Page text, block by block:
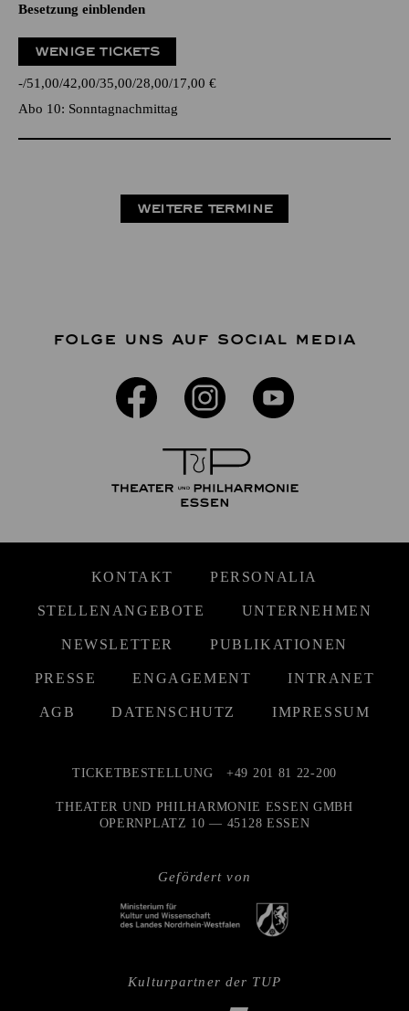
Besetzung einblenden
WENIGE TICKETS
- 51,00 42,00 35,00 28,00 17,00 €
Abo 10: Sonntagnachmittag
WEITERE TERMINE
FOLGE UNS AUF SOCIAL MEDIA
KONTAKT PERSONALIA
STELLENANGEBOTE UNTERNEHMEN
NEWSLETTER PUBLIKATIONEN
PRESSE ENGAGEMENT INTRANET
AGB DATENSCHUTZ IMPRESSUM
Gefördert von
TICKETBESTELLUNG +49 201 81 22-200
THEATER UND PHILHARMONIE ESSEN GMBH
OPERNPLATZ 10 — 45128 ESSEN
Kulturpartner der TUP